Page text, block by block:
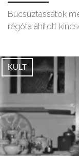
Búcsúztassátok
régóta áhított
KULT